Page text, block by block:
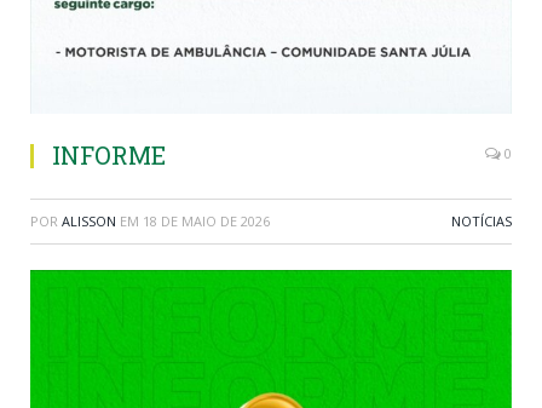
INFORME 0
POR ALISSON EM 18 DE MAIO DE 2026 NOTÍCIAS